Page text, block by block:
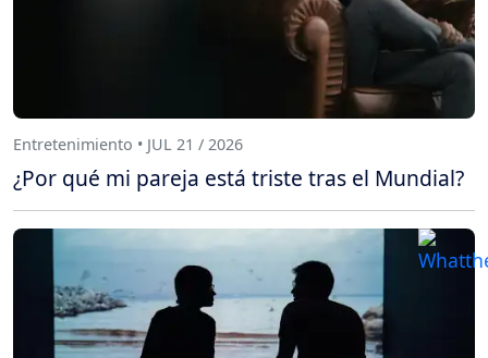
Entretenimiento • JUL 21 / 2026
¿Por qué mi pareja está triste tras el Mundial?